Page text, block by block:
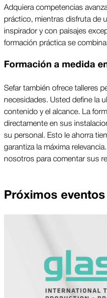
Adquiera competencias
práctico, mientras disfruta de
inspirador y con paisajes
formación práctica se
Formación a medida
Sefar también ofrece talleres
necesidades. Usted define la
contenido y el alcance. La
directamente en sus
su personal. Esto le ahorra
garantiza la máxima
nosotros para comentar sus
Próximos eventos